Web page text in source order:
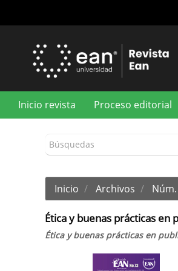
principal
Inicio revista Proceso editorial
Inicio Archivos
Ética y buenas prácticas en
Ética y buenas prácticas en